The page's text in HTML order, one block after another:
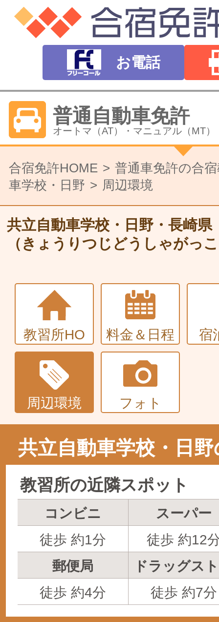
お電話
普通自動車免許
オートマ（AT）・マニュアル（MT）
バイク免許
普通二輪（中型二輪）・大型二輪
大型〜二種免許
中型・大型特殊・けん引・大型二種
普通車+バイク
同時取得
合宿免許HOME
普通車免許の合
車学校・日野
周辺環境
共立自動車学校・日野・長崎県
（きょうりつじどうしゃがっ
教習所HO 料金＆日程 宿
周辺環境 フォト
共立自動車学校・日
教習所の近隣スポット
コンビニ
スーパー
徒歩 約1分
徒歩 約12
郵便局
ドラッグス
徒歩 約4分
徒歩 約7分